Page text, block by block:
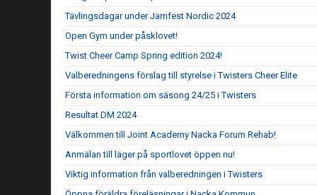
Tävlingsdagar under Jamfest Nordic 2024
Open Gym under påsklovet!
Twist Cheer Camp Spring edition 2024!
Valberedningens förslag till styrelse i Twisters Cheer Elite
Första information om säsong 24/25 i Twisters
Resultat DM 2024
Välkommen till Joint Academy Nacka Forum Rehab!
Anmälan till läger på sportlovet öppen nu!
Viktig information från valberedningen i Twisters